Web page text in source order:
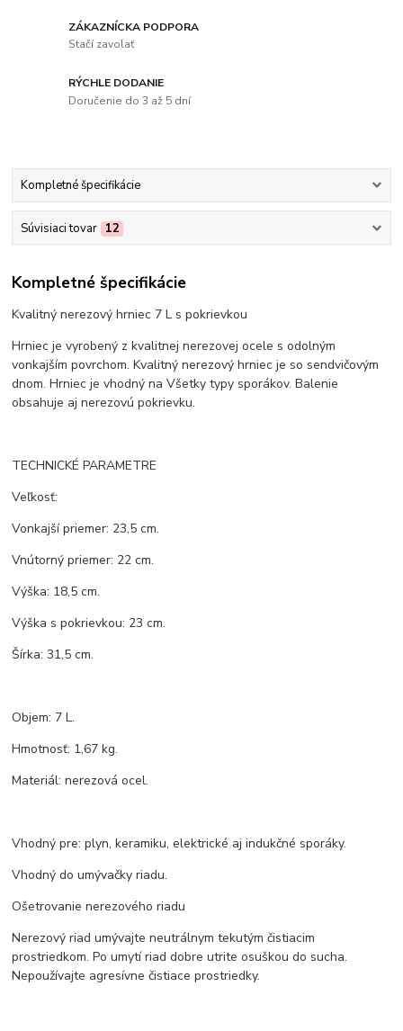
ZÁKAZNÍCKA PODPORA
Stačí zavolať
RÝCHLE DODANIE
Doručenie do 3 až 5 dní
Kompletné špecifikácie
Súvisiaci tovar 12
Kompletné špecifikácie
Kvalitný nerezový hrniec 7 L s pokrievkou
Hrniec je vyrobený z kvalitnej nerezovej ocele s odolným
vonkajším povrchom. Kvalitný nerezový hrniec je so sendvičovým
dnom. Hrniec je vhodný na Všetky typy sporákov. Balenie
obsahuje aj nerezovú pokrievku.
TECHNICKÉ PARAMETRE
Veľkosť:
Vonkajší priemer: 23,5 cm.
Vnútorný priemer: 22 cm.
Výška: 18,5 cm.
Výška s pokrievkou: 23 cm.
Šírka: 31,5 cm.
Objem: 7 L.
Hmotnosť: 1,67 kg.
Materiál: nerezová ocel.
Vhodný pre: plyn, keramiku, elektrické aj indukčné sporáky.
Vhodný do umývačky riadu.
Ošetrovanie nerezového riadu
Nerezový riad umývajte neutrálnym tekutým čistiacim
prostriedkom. Po umytí riad dobre utrite osuškou do sucha.
Nepoužívajte agresívne čistiace prostriedky.